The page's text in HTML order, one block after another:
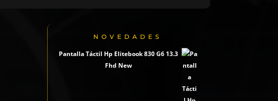
NOVEDADES
Pantalla Táctil Hp Elitebook 830 G6 13.3
Fhd New